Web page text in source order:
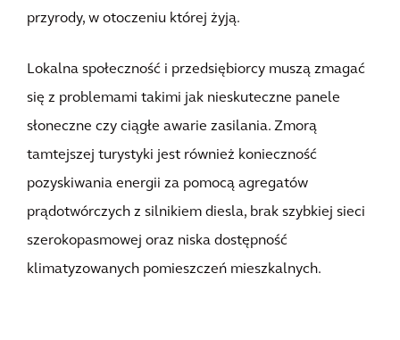
przyrody, w otoczeniu której żyją.
Lokalna społeczność i przedsiębiorcy muszą zmagać
się z problemami takimi jak nieskuteczne panele
słoneczne czy ciągłe awarie zasilania. Zmorą
tamtejszej turystyki jest również konieczność
pozyskiwania energii za pomocą agregatów
prądotwórczych z silnikiem diesla, brak szybkiej sieci
szerokopasmowej oraz niska dostępność
klimatyzowanych pomieszczeń mieszkalnych.